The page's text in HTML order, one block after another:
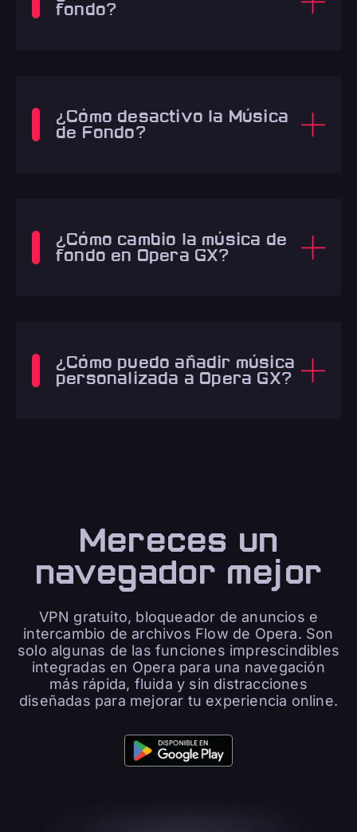
fondo?
¿Cómo desactivo la Música
de Fondo?
¿Cómo cambio la música de
fondo en Opera GX?
¿Cómo puedo añadir música
personalizada a Opera GX?
Mereces un
navegador mejor
VPN gratuito, bloqueador de anuncios e
intercambio de archivos Flow de Opera. Son
solo algunas de las funciones imprescindibles
integradas en Opera para una navegación
más rápida, fluida y sin distracciones
diseñadas para mejorar tu experiencia online.